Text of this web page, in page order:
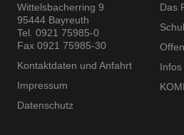
Wittelsbacherring 9
95444 Bayreuth
Tel. 0921 75985-0
Fax 0921 75985-30
Kontaktdaten und Anfahrt
Impressum
Datenschutz
Das